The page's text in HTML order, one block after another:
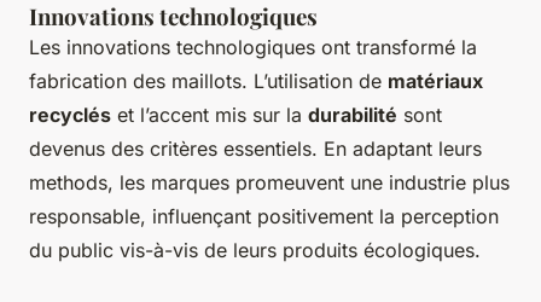
Innovations technologiques
Les innovations technologiques ont transformé la
fabrication des maillots. L’utilisation de matériaux
recyclés et l’accent mis sur la durabilité sont
devenus des critères essentiels. En adaptant leurs
methods, les marques promeuvent une industrie plus
responsable, influençant positivement la perception
du public vis-à-vis de leurs produits écologiques.